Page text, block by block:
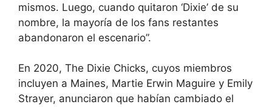
mismos. Luego, cuando quitaron ‘Dixie’ de su
nombre, la mayoría de los fans restantes
abandonaron el escenario”.
En 2020, The Dixie Chicks, cuyos miembros
incluyen a Maines, Martie Erwin Maguire y Emily
Strayer, anunciaron que habían cambiado el